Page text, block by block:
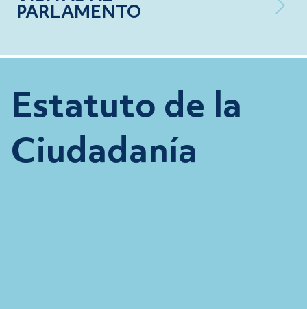
PARLAMENTO
Estatuto de la
Ciudadanía